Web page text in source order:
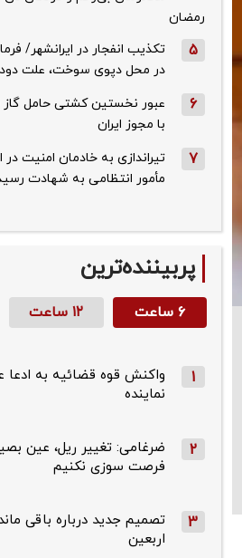
رمضان
5
تکذیب ‌انفجار در ایرانشهر/
در محل دپوی سوخت، علت دود
6
عبور نخستین کشتی حامل گاز
با مجوز ایران
7
تیراندازی به خادمان امنیت در
مأمور انتظامی به شهادت
پربیننده‌ترین
۶ ساعت ۱۲ ساعت
1
واکنش قوه قضائیه به
نماینده
2
ضرغامی: تغییر ریل، عین
فرصت سوزی نکنیم
3
تصمیم جدید درباره باقی
اربعین